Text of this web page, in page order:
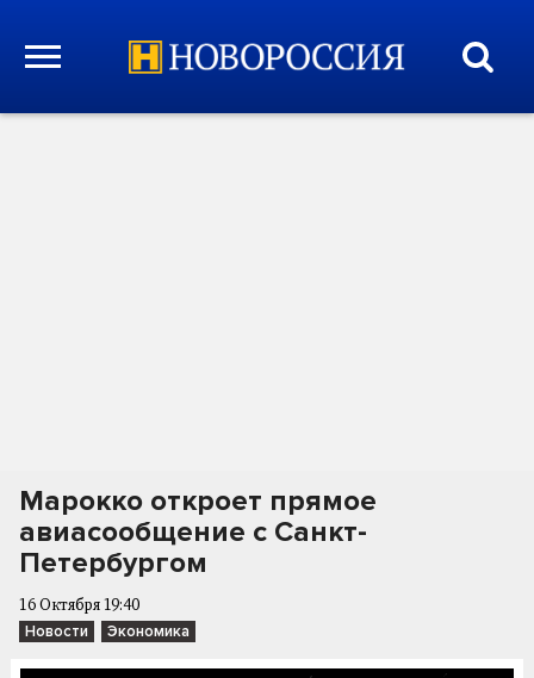
Марокко откроет прямое
авиасообщение с Санкт-
Петербургом
16 Октября 19:40
Новости Экономика